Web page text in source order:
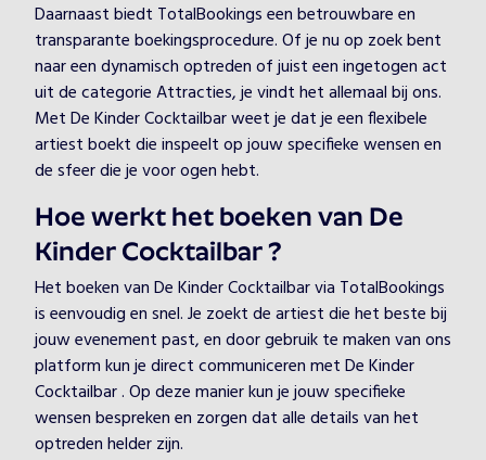
Daarnaast biedt TotalBookings een betrouwbare en
transparante boekingsprocedure. Of je nu op zoek bent
naar een dynamisch optreden of juist een ingetogen act
uit de categorie Attracties, je vindt het allemaal bij ons.
Met De Kinder Cocktailbar weet je dat je een flexibele
artiest boekt die inspeelt op jouw specifieke wensen en
de sfeer die je voor ogen hebt.
Hoe werkt het boeken van De
Kinder Cocktailbar ?
Het boeken van De Kinder Cocktailbar via TotalBookings
is eenvoudig en snel. Je zoekt de artiest die het beste bij
jouw evenement past, en door gebruik te maken van ons
platform kun je direct communiceren met De Kinder
Cocktailbar . Op deze manier kun je jouw specifieke
wensen bespreken en zorgen dat alle details van het
optreden helder zijn.